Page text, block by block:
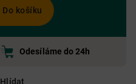
Do košíku
Odesíláme do 24h
Hlídat